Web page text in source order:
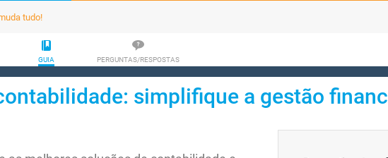
tudo!
GUIA PERGUNTAS/RESPOSTAS
simplifique a gestão